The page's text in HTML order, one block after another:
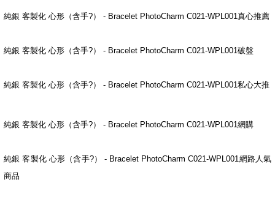
純銀 客製化 心形（含手?） - Bracelet PhotoCharm C021-WPL001真心推薦
純銀 客製化 心形（含手?） - Bracelet PhotoCharm C021-WPL001破盤
純銀 客製化 心形（含手?） - Bracelet PhotoCharm C021-WPL001私心大推
純銀 客製化 心形（含手?） - Bracelet PhotoCharm C021-WPL001網購
純銀 客製化 心形（含手?） - Bracelet PhotoCharm C021-WPL001網路人氣
商品